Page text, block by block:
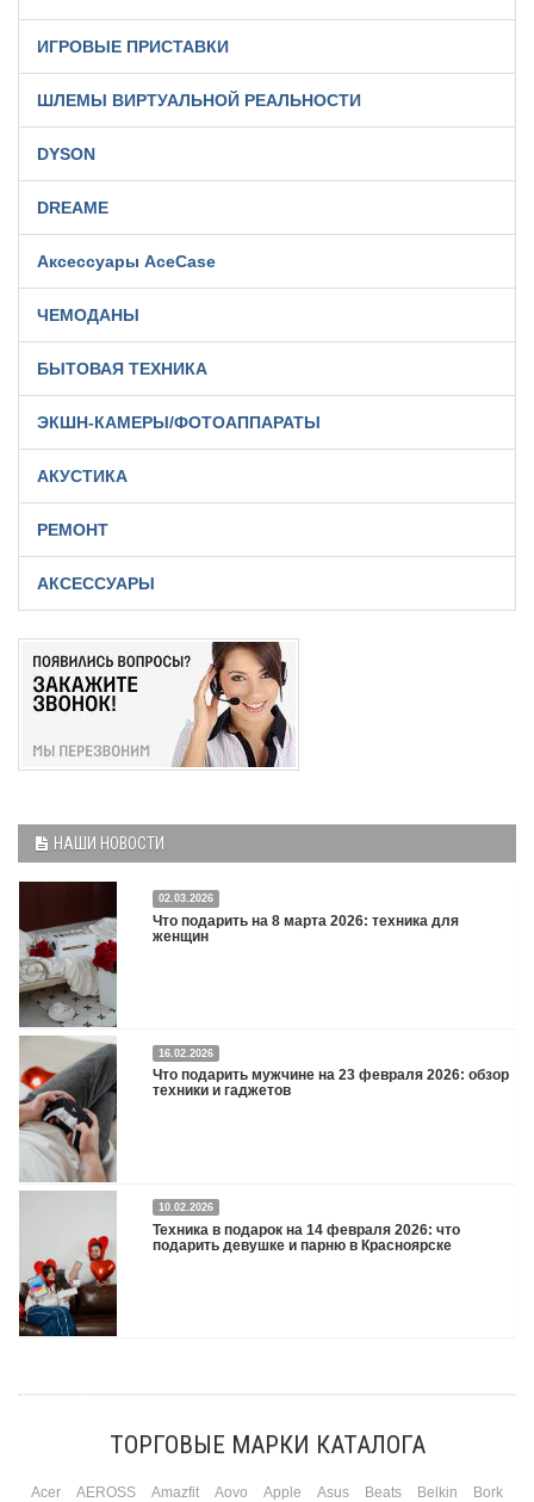
ИГРОВЫЕ ПРИСТАВКИ
ШЛЕМЫ ВИРТУАЛЬНОЙ РЕАЛЬНОСТИ
DYSON
DREAME
Аксессуары AceCase
ЧЕМОДАНЫ
БЫТОВАЯ ТЕХНИКА
ЭКШН-КАМЕРЫ/ФОТОАППАРАТЫ
АКУСТИКА
РЕМОНТ
АКСЕССУАРЫ
НАШИ НОВОСТИ
02.03.2026
Что подарить на 8 марта 2026: техника для
женщин
Что подарить на 8 марта 2026: техника для женщин
16.02.2026
Что подарить мужчине на 23 февраля 2026: обзор
техники и гаджетов
Двадцать третье февраля — праздник, на который мужчины делают вид, что им
все равно. А потом три дня рассказывают коллегам, какую колонку / приставку /
камеру им подарили. Не верьте словам — верьте глазам, которые загораются
при виде новой коробки.
10.02.2026
Техника в подарок на 14 февраля 2026: что
подарить девушке и парню в Красноярске
марта — контрольный выстрел по кошельку. Начнем с первого — потому что он
ТОРГОВЫЕ МАРКИ КАТАЛОГА
Acer AEROSS Amazfit Aovo Apple Asus Beats Belkin
Bork